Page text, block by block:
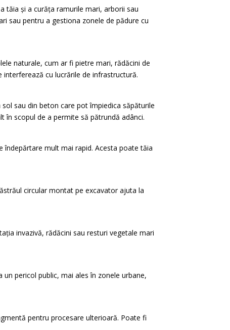
tăia și a curăța ramurile mari, arborii sau
sau pentru a gestiona zonele de pădure cu
naturale, cum ar fi pietre mari, rădăcini de
cu lucrările de infrastructură.
sau din beton care pot împiedica săpăturile
în scopul de a permite să pătrundă adânci.
mult mai rapid. Acesta poate tăia
circular montat pe excavator ajuta la
invazivă, rădăcini sau resturi vegetale mari
pericol public, mai ales în zonele urbane,
pentru procesare ulterioară. Poate fi